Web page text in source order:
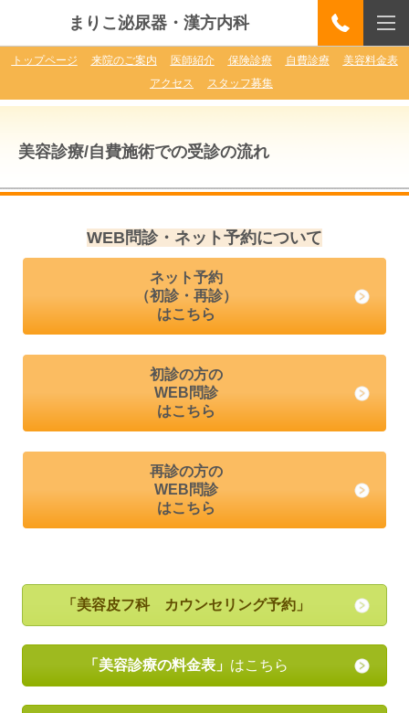
まりこ泌尿器・漢方内科
トップページ 来院のご案内 医師紹介 保険診療 自費診療
美容料金表
アクセス
スタッフ募集
美容診療/自費施術での受診の流れ
WEB問診・ネット予約について
ネット予約
（初診・再診）
はこちら
初診の方の
WEB問診
はこちら
再診の方の
WEB問診
はこちら
「美容皮フ科 カウンセリング予約」
「美容診療の料金表」 はこちら